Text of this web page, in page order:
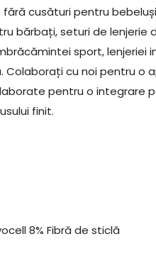
cusături pentru
bărbați, seturi de lenjerie
sport, lenjeriei
Colaborați cu noi pentru o
pentru o integrare
finit.
8% Fibră de sticlă